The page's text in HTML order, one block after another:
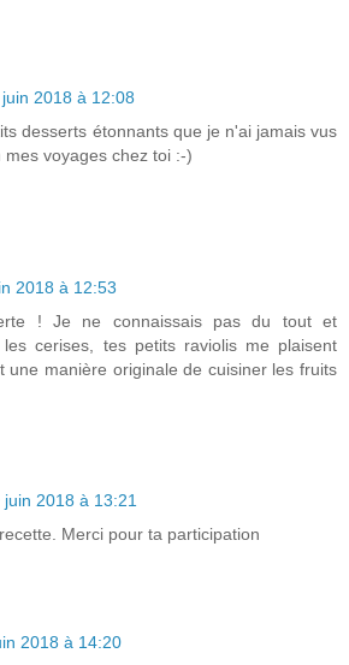
2018 à 12:08
desserts étonnants que je n'ai jamais vus
mes voyages chez toi :-)
2018 à 12:53
! Je ne connaissais pas du tout et
cerises, tes petits raviolis me plaisent
une manière originale de cuisiner les fruits
juin 2018 à 13:21
Merci pour ta participation
2018 à 14:20